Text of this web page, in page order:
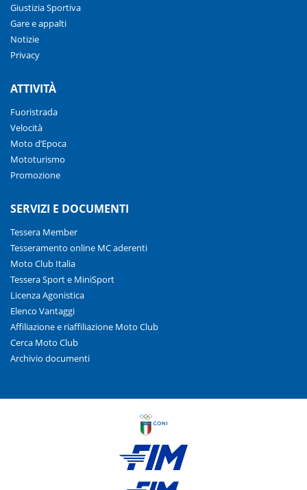
Giustizia Sportiva
Gare e appalti
Notizie
Privacy
ATTIVITÀ
Fuoristrada
Velocità
Moto d’Epoca
Mototurismo
Promozione
SERVIZI E DOCUMENTI
Tessera Member
Tesseramento online MC aderenti
Moto Club Italia
Tessera Sport e MiniSport
Licenza Agonistica
Elenco Vantaggi
Affiliazione e riaffiliazione Moto Club
Cerca Moto Club
Archivio documenti